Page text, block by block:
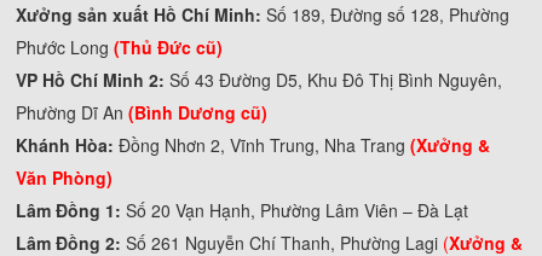
Xưởng sản xuất Hồ Chí Minh: Số 189, Đường số 128, Phường
Phước Long(Thủ Đức cũ)
VP Hồ Chí Minh 2: Số 43 Đường D5, Khu Đô Thị Bình Nguyên,
Phường Dĩ An (Bình Dương cũ)
Khánh Hòa:Đồng Nhơn 2, Vĩnh Trung, Nha Trang (Xưởng &
Văn Phòng)
Lâm Đồng 1:Số 20 Vạn Hạnh, Phường Lâm Viên – Đà Lạt
Lâm Đồng 2:Số 261 Nguyễn Chí Thanh, Phường Lagi (Xưởng &